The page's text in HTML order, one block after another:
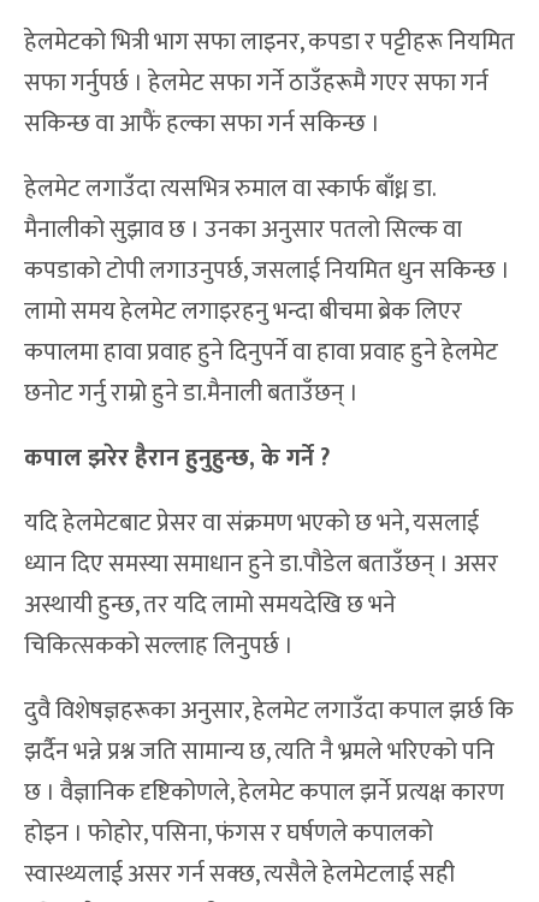
हेलमेटको भित्री भाग सफा लाइनर, कपडा र पट्टीहरू नियमित
सफा गर्नुपर्छ । हेलमेट सफा गर्ने ठाउँहरूमै गएर सफा गर्न
सकिन्छ वा आफैं हल्का सफा गर्न सकिन्छ ।
हेलमेट लगाउँदा त्यसभित्र रुमाल वा स्कार्फ बाँध्न डा.
मैनालीको सुझाव छ । उनका अनुसार पतलो सिल्क वा
कपडाको टोपी लगाउनुपर्छ, जसलाई नियमित धुन सकिन्छ ।
लामो समय हेलमेट लगाइरहनु भन्दा बीचमा ब्रेक लिएर
कपालमा हावा प्रवाह हुने दिनुपर्ने वा हावा प्रवाह हुने हेलमेट
छनोट गर्नु राम्रो हुने डा.मैनाली बताउँछन् ।
कपाल झरेर हैरान हुनुहुन्छ, के गर्ने ?
यदि हेलमेटबाट प्रेसर वा संक्रमण भएको छ भने, यसलाई
ध्यान दिए समस्या समाधान हुने डा.पौडेल बताउँछन् । असर
अस्थायी हुन्छ, तर यदि लामो समयदेखि छ भने
चिकित्सकको सल्लाह लिनुपर्छ ।
दुवै विशेषज्ञहरूका अनुसार, हेलमेट लगाउँदा कपाल झर्छ कि
झर्दैन भन्ने प्रश्न जति सामान्य छ, त्यति नै भ्रमले भरिएको पनि
छ । वैज्ञानिक दृष्टिकोणले, हेलमेट कपाल झर्ने प्रत्यक्ष कारण
होइन । फोहोर, पसिना, फंगस र घर्षणले कपालको
स्वास्थ्यलाई असर गर्न सक्छ, त्यसैले हेलमेटलाई सही